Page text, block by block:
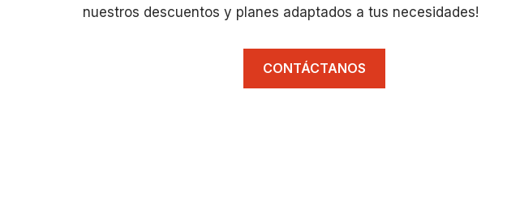
nuestros descuentos y planes adaptados a tus necesidades!
CONTÁCTANOS